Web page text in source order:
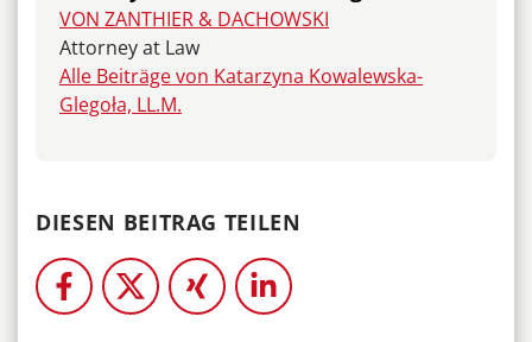
VON ZANTHIER & DACHOWSKI
Attorney at Law
Alle Beiträge von Katarzyna Kowalewska-
Glegoła, LL.M.
DIESEN BEITRAG TEILEN